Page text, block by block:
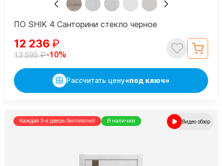
ПО SHIK 4 Санторини стекло черное
12 236 ₽
13 595₽-10%
Рассчитать цену«под ключ»
Каждая 3-я дверь бесплатно! В наличии Видео обзор